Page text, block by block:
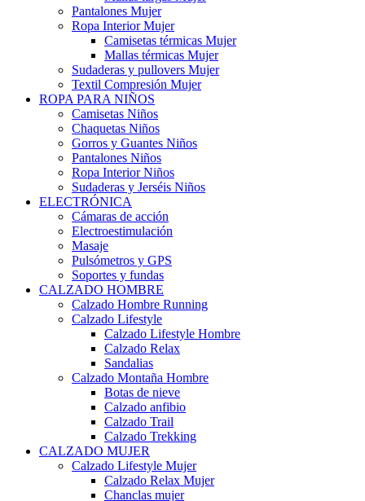
Pantalones Mujer
Ropa Interior Mujer
Camisetas térmicas Mujer
Mallas térmicas Mujer
Sudaderas y pullovers Mujer
Textil Compresión Mujer
ROPA PARA NIÑOS
Camisetas Niños
Chaquetas Niños
Gorros y Guantes Niños
Pantalones Niños
Ropa Interior Niños
Sudaderas y Jerséis Niños
ELECTRÓNICA
Cámaras de acción
Electroestimulación
Masaje
Pulsómetros y GPS
Soportes y fundas
CALZADO HOMBRE
Calzado Hombre Running
Calzado Lifestyle
Calzado Lifestyle Hombre
Calzado Relax
Sandalias
Calzado Montaña Hombre
Botas de nieve
Calzado anfibio
Calzado Trail
Calzado Trekking
CALZADO MUJER
Calzado Lifestyle Mujer
Calzado Relax Mujer
Chanclas mujer